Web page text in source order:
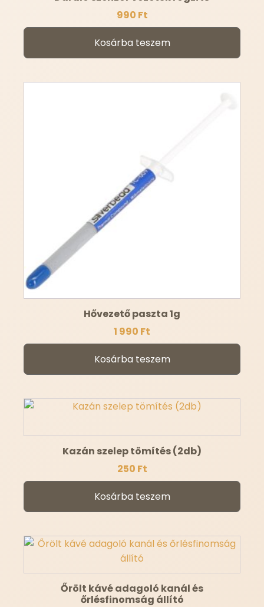
990 Ft
Kosárba teszem
Hővezető paszta 1g
1 990 Ft
Kosárba teszem
Kazán szelep tömítés (2db)
250 Ft
Kosárba teszem
Őrölt kávé adagoló kanál és
őrlésfinomság állító